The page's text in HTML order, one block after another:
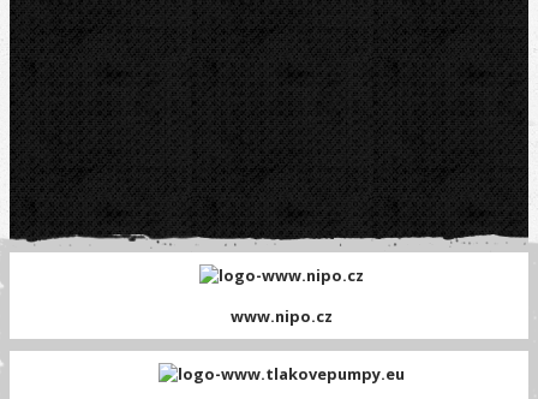
www.nipo.cz